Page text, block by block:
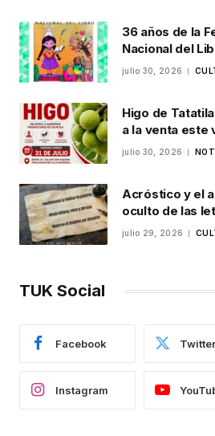
36 años de la
Nacional del
Infantil y
julio 30, 2026
Higo de
a la venta este
julio 30, 2026
Acróstico y el
oculto de las
julio 29, 2026
TUK Social
Facebook Twitter
Instagram